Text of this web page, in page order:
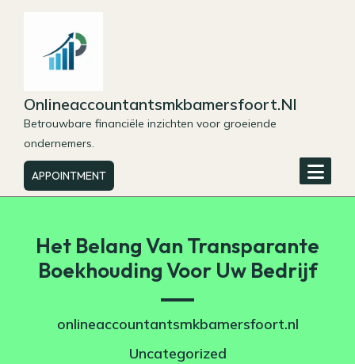
Onlineaccountantsmkbamersfoort.nl
Betrouwbare financiële inzichten voor groeiende
ondernemers.
APPOINTMENT
Het Belang Van Transparante
Boekhouding Voor Uw Bedrijf
onlineaccountantsmkbamersfoort.nl
Uncategorized